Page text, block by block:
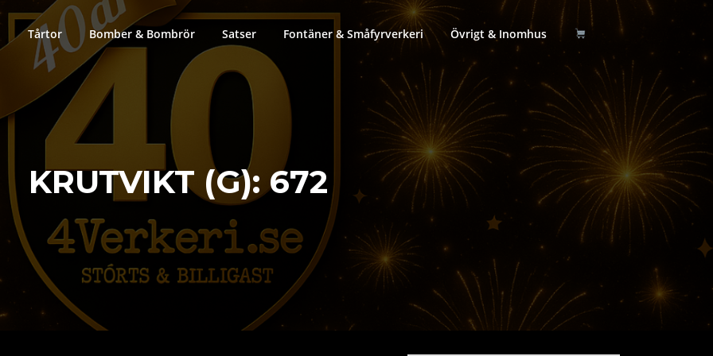
Tårtor Bomber & Bombrör Satser Fontäner & Småfyrverkeri Övrigt & Inomhus
KRUTVIKT (G):672